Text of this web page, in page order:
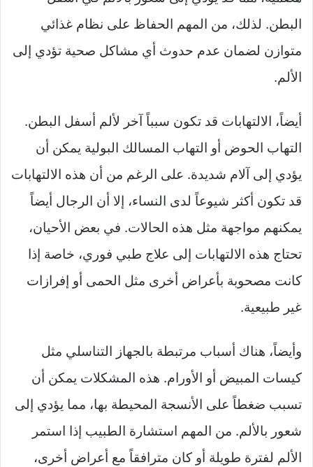
البطن. لذلك، من المهم الحفاظ على نظام غذائي
متوازن لضمان عدم حدوث أي مشاكل صحية تؤدي إلى
الألم.
أيضاً، الالتهابات قد تكون سبباً آخر لألم أسفل البطن.
التهاب الحوض أو التهاب المسالك البولية يمكن أن
يؤدي إلى آلام شديدة. على الرغم من أن هذه الالتهابات
قد تكون أكثر شيوعاً لدى النساء، إلا أن الرجال أيضاً
يمكنهم مواجهة مثل هذه الحالات. في بعض الأحيان،
تحتاج هذه الالتهابات إلى علاج طبي فوري، خاصة إذا
كانت مصحوبة بأعراض أخرى مثل الحمى أو إفرازات
غير طبيعية.
وأيضاً، هناك أسباب مرتبطة بالجهاز التناسلي مثل
كيسات المبيض أو الأورام. هذه المشكلات يمكن أن
تسبب ضغطاً على الأنسجة المحيطة بها، مما يؤدي إلى
شعور بالألم. من المهم استشارة الطبيب إذا استمر
الألم لفترة طويلة أو كان مترافقاً مع أعراض أخرى،